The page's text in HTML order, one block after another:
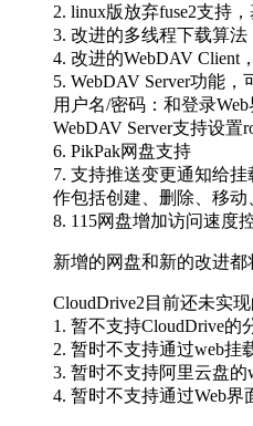
2. linux版放弃fuse2支持
3. 改进的多线程下载算
4. 改进的WebDAV Client
5. WebDAV Server功能
用户名/密码：和登录
WebDAV Server支持设
6. PikPak网盘支持
7. 支持推送变更通知给
作包括创建、删除、移动
8. 115网盘增加访问速度
新增的网盘和新的改进都
CloudDrive2目前还未实
1. 暂不支持CloudDrive的
2. 暂时不支持通过web挂
3. 暂时不支持阿里云盘
4. 暂时不支持通过Web界